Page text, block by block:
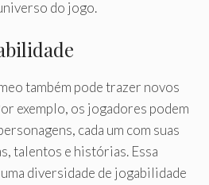
do jogo.
também pode trazer novos
exemplo, os jogadores podem
cada um com suas
talentos e histórias. Essa
diversidade de jogabilidade